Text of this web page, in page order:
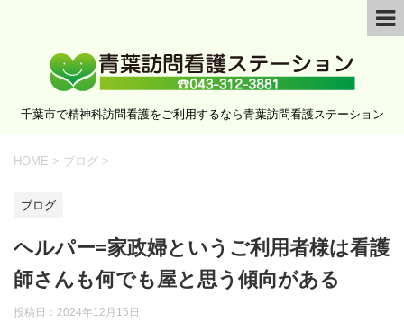
千葉市で精神科訪問看護をご利用するなら青葉訪問看護ステーション
HOME > ブログ >
ブログ
ヘルパー=家政婦というご利用者様は看護
師さんも何でも屋と思う傾向がある
投稿日： 2024年12月15日